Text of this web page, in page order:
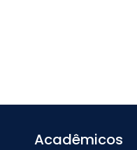
Acadêmicos